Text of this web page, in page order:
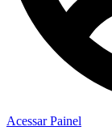
Acessar Painel